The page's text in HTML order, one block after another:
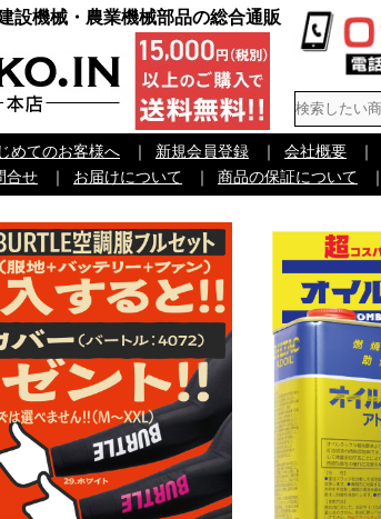
設機械・農業機械部品の総合通販
めてのお客様へ ｜ 新規会員登録 ｜ 会社概要 ｜
合せ ｜ お届けについて ｜ 商品の保証について ｜